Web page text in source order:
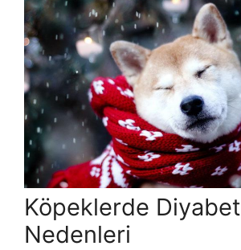
Köpeklerde Diyabet
Nedenleri